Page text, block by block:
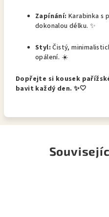
Zapínání: Karabinka s
dokonalou délku. ✨
Styl: Čistý,
opálení. ☀️
Dopřejte si kousek
bavit každý den. ✨🤍